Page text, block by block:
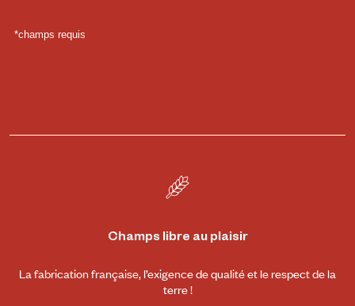
Champs libre au plaisir
La fabrication française, l’exigence de qualité et le respect de la
terre !